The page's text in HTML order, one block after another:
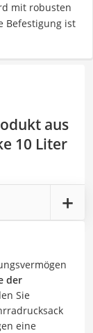
mit robusten
Befestigung ist
aus
10 Liter
der
Sie
eine